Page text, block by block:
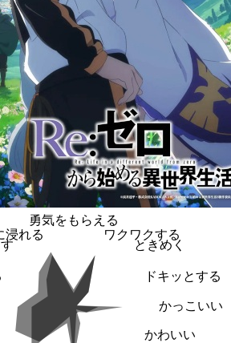
勇気をもらえる
ワクワクする
ときめく
ドキッとする
かっこいい
かわいい
浸れる